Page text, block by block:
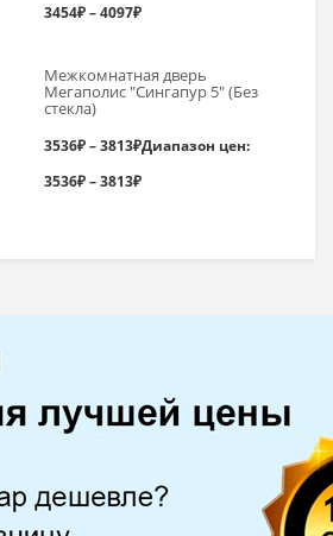
3454₽ – 4097₽
Межкомнатная дверь
Мегаполис "Сингапур 5" (Без
стекла)
3536₽–3813₽Диапазон цен:
3536₽ – 3813₽